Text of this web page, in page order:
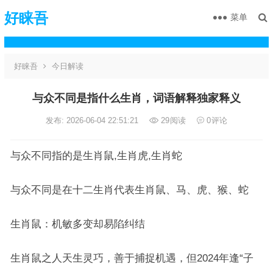
好睐吾 菜单
好睐吾 今日解读
与众不同是指什么生肖，词语解释独家释义
发布: 2026-06-04 22:51:21 29阅读 0评论
与众不同指的是生肖鼠,生肖虎,生肖蛇
与众不同是在十二生肖代表生肖鼠、马、虎、猴、蛇
生肖鼠：机敏多变却易陷纠结
生肖鼠之人天生灵巧，善于捕捉机遇，但2024年逢“子